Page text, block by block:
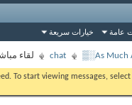
عامة خيارات سريعة
chat لقاء
To start viewing messages,